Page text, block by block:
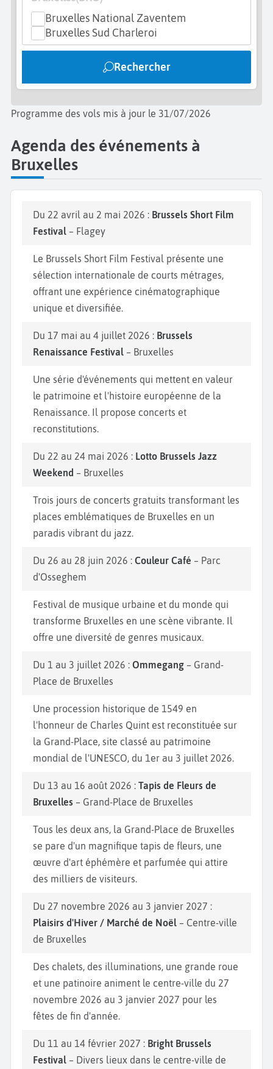
les grands monuments européens en miniature. À ne
pas manquer également, lePalais du Coudenberg,
un site archéologique qui témoigne de l'histoire
royale de la ville. Pendant votre week-end à
Bruxelles, vous constaterez que la ville a su mêler à
la perfection l'art nouveau et l'architecture
s'admirer lors d’une promenade dans le centre-ville,
notamment dans le quartier des Sablons, célèbre
pour ses galeries d'art et ses antiquaires. Si vous
souhaitez découvrir les spécialités locales, nous
aussi la ville de la bande dessinée, et vous pourrez
facilement retrouver les célèbres héros du
dessinateur belge. Enfin, vous ne pouvez partir de
Bruxelles sans goûter quelques chocolats belges,
mondialement reconnus. Nous vous recommandons
la chocolaterie de la Grande Place, celle officielle
traditionnelle son délicieux chocolat. Et pour une
belle promenade après avoir savouré un chocolat, le
pour une pause verte loin de l'agitation urbaine.
Bruxelles National Zaventem
Bruxelles Sud Charleroi
Rechercher
Programme des vols mis à jour le 31/07/2026
Agenda des événements à
Bruxelles
Du 22 avril au 2 mai 2026 : Brussels Short Film
Festival – Flagey
Le Brussels Short Film Festival présente une
sélection internationale de courts métrages,
offrant une expérience cinématographique
unique et diversifiée.
Du 17 mai au 4 juillet 2026 : Brussels
Renaissance Festival – Bruxelles
Une série d'événements qui mettent en valeur
le patrimoine et l'histoire européenne de la
Renaissance. Il propose concerts et
reconstitutions.
Du 22 au 24 mai 2026 : Lotto Brussels Jazz
Weekend – Bruxelles
Trois jours de concerts gratuits transformant les
places emblématiques de Bruxelles en un
paradis vibrant du jazz.
Du 26 au 28 juin 2026 : Couleur Café – Parc
d'Osseghem
Festival de musique urbaine et du monde qui
transforme Bruxelles en une scène vibrante. Il
offre une diversité de genres musicaux.
Du 1 au 3 juillet 2026 : Ommegang – Grand-
Place de Bruxelles
Une procession historique de 1549 en
l'honneur de Charles Quint est reconstituée sur
la Grand-Place, site classé au patrimoine
mondial de l'UNESCO, du 1er au 3 juillet 2026.
Du 13 au 16 août 2026 : Tapis de Fleurs de
Bruxelles – Grand-Place de Bruxelles
Tous les deux ans, la Grand-Place de Bruxelles
se pare d'un magnifique tapis de fleurs, une
œuvre d'art éphémère et parfumée qui attire
des milliers de visiteurs.
Du 27 novembre 2026 au 3 janvier 2027 :
Plaisirs d'Hiver / Marché de Noël – Centre-ville
de Bruxelles
Des chalets, des illuminations, une grande roue
et une patinoire animent le centre-ville du 27
novembre 2026 au 3 janvier 2027 pour les
fêtes de fin d'année.
Du 11 au 14 février 2027 : Bright Brussels
Festival – Divers lieux dans le centre-ville de